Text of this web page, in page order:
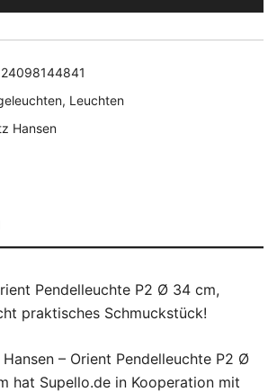
24098144841
, Leuchten
Hansen
Pendelleuchte P2 Ø 34 cm,
praktisches Schmuckstück!
– Orient Pendelleuchte P2 Ø
hat Supello.de in Kooperation mit